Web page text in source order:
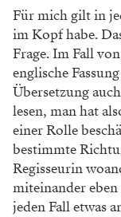
Für mich gilt in
im Kopf habe.
Frage. Im Fall
englische
Übersetzung
lesen, man hat
einer Rolle
bestimmte
Regisseurin
miteinander
jeden Fall etwas